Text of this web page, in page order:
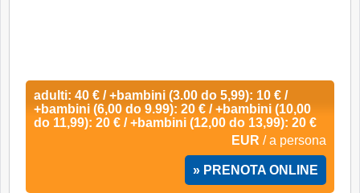
adulti: 40 € / +bambini (3.00 do 5,99): 10 € /
+bambini (6,00 do 9.99): 20 € / +bambini (10,00
do 11,99): 20 € / +bambini (12,00 do 13,99): 20 €
EUR / a persona
» PRENOTA ONLINE